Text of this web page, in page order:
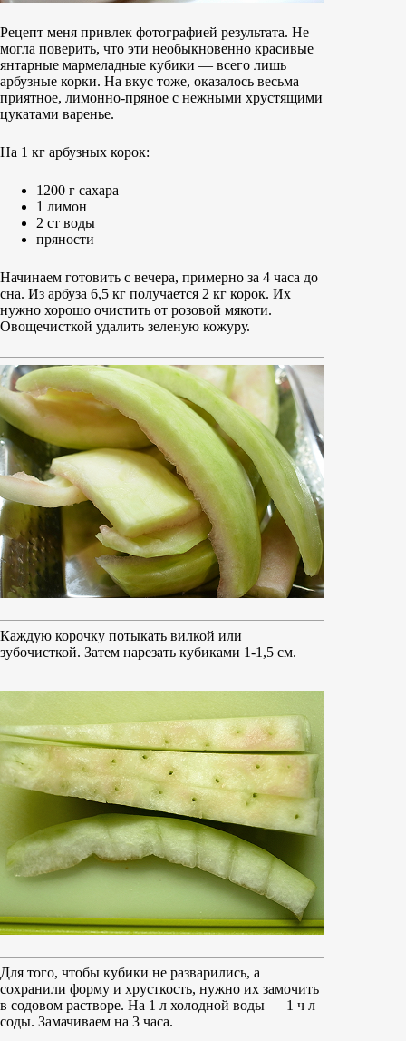
Рецепт меня привлек фотографией результата. Не
могла поверить, что эти необыкновенно красивые
янтарные мармеладные кубики — всего лишь
арбузные корки. На вкус тоже, оказалось весьма
приятное, лимонно-пряное с нежными хрустящими
цукатами варенье.
На 1 кг арбузных корок:
1200 г сахара
1 лимон
2 ст воды
пряности
Начинаем готовить с вечера, примерно за 4 часа до
сна. Из арбуза 6,5 кг получается 2 кг корок. Их
нужно хорошо очистить от розовой мякоти.
Овощечисткой удалить зеленую кожуру.
Каждую корочку потыкать вилкой или
зубочисткой. Затем нарезать кубиками 1-1,5 см.
Для того, чтобы кубики не разварились, а
сохранили форму и хрусткость, нужно их замочить
в содовом растворе. На 1 л холодной воды — 1 ч л
соды. Замачиваем на 3 часа.